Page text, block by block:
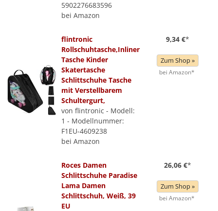
5902276683596
bei Amazon
flintronic
Rollschuhtasche,Inliner
Tasche Kinder
Skatertasche
Schlittschuhe Tasche
mit Verstellbarem
Schultergurt,
von flintronic - Modell:
1 - Modellnummer:
F1EU-4609238
bei Amazon
9,34 €*
Zum Shop »
bei Amazon*
Roces Damen
Schlittschuhe Paradise
Lama Damen
Schlittschuh, Weiß, 39
EU
26,06 €*
Zum Shop »
bei Amazon*